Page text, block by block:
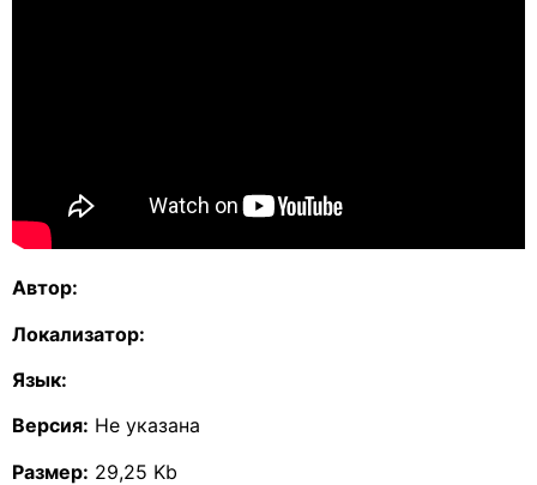
Автор:
Локализатор:
Язык:
Версия: Не указана
Размер: 29,25 Kb